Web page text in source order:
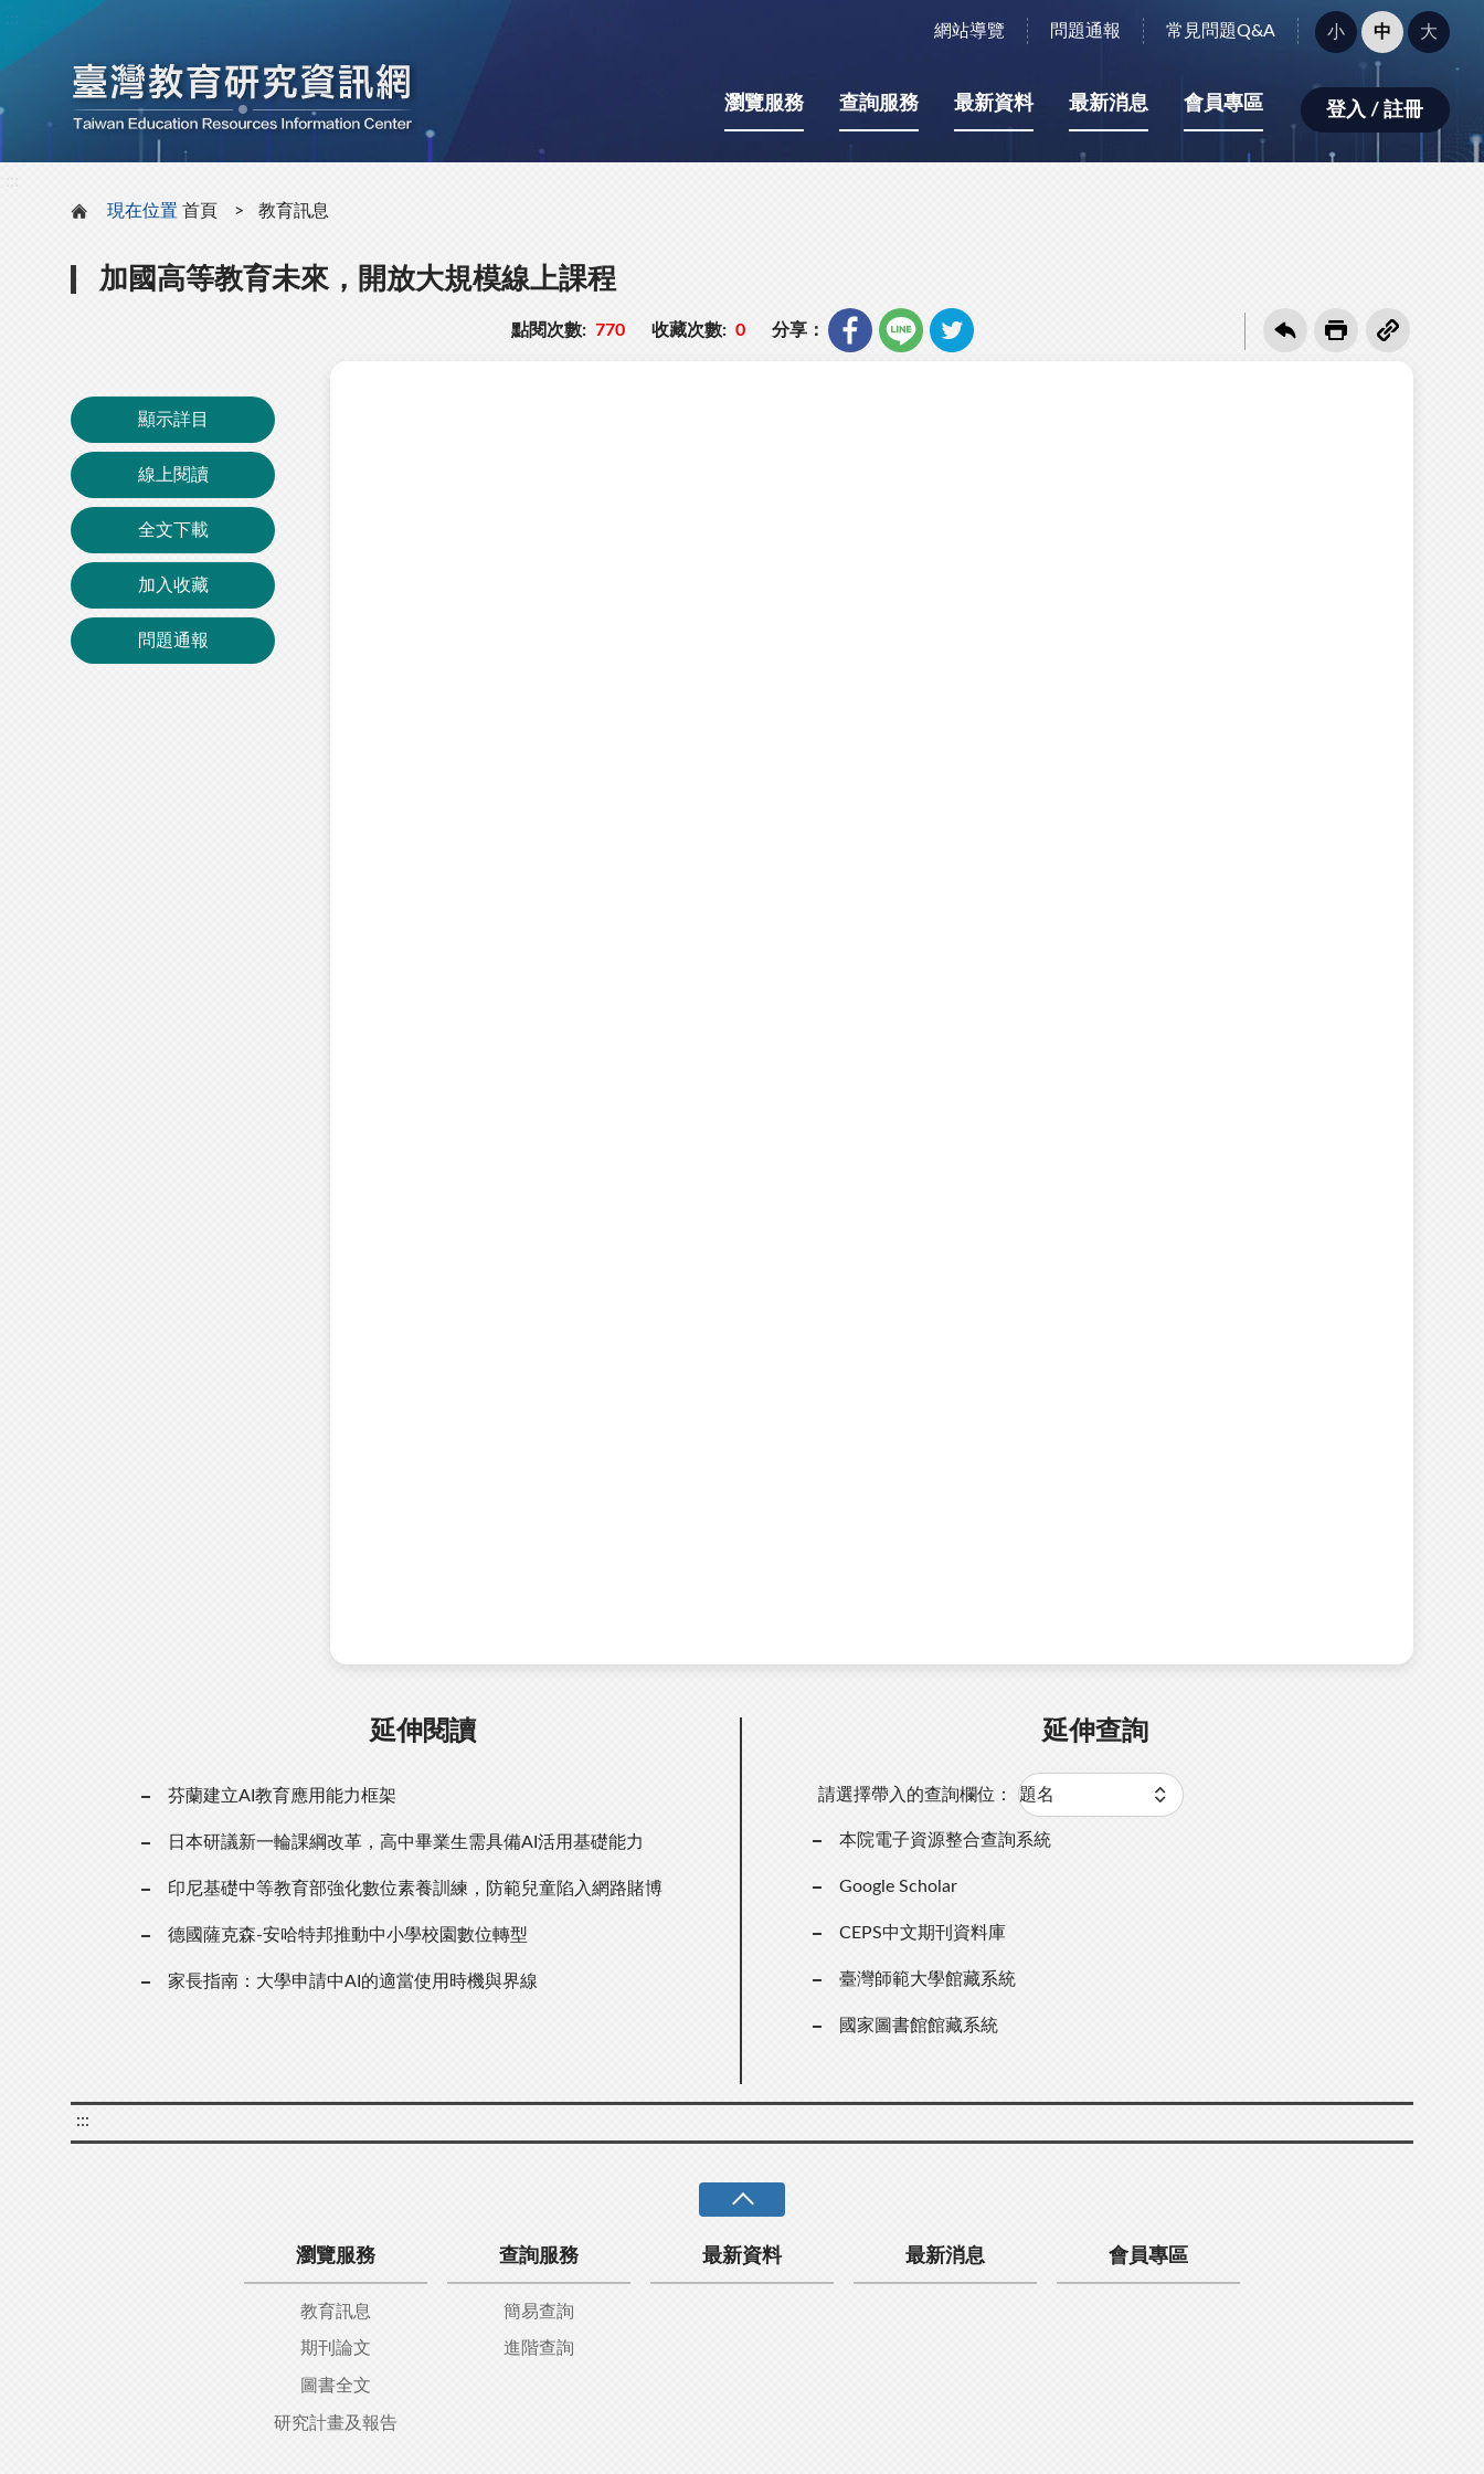
網站導覽 問題通報 常見問題Q&A
字
型
小：
小 中 大
瀏覽服務 查詢服務 最新資料 最新消息 會員專區 登入 / 註冊
現在位置 首頁 教育訊息
加國高等教育未來，開放大規模線上課程
點閱次數: 770 收藏次數: 0 分享：
顯示詳目
線上閱讀
全文下載
加入收藏
問題通報
延伸閱讀
芬蘭建立AI教育應用能力框架
日本研議新一輪課綱改革，高中畢業生需具備AI活用基礎能力
印尼基礎中等教育部強化數位素養訓練，防範兒童陷入網路賭博
德國薩克森-安哈特邦推動中小學校園數位轉型
家長指南：大學申請中AI的適當使用時機與界線
延伸查詢
請選擇帶入的查詢欄位：
本院電子資源整合查詢系統
Google Scholar
CEPS中文期刊資料庫
臺灣師範大學館藏系統
國家圖書館館藏系統
:::
瀏覽服務
教育訊息
期刊論文
圖書全文
研究計畫及報告
查詢服務
簡易查詢
進階查詢
最新資料 最新消息 會員專區